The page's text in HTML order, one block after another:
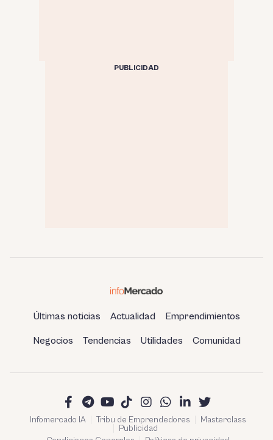
PUBLICIDAD
Últimas noticias Actualidad Emprendimientos
Negocios Tendencias Utilidades Comunidad
Infomercado IA Tribu de Emprendedores
Masterclass
Publicidad